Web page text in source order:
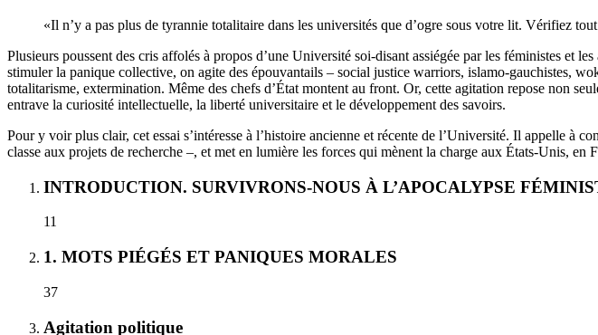
«Il n’y a pas plus de tyrannie totalitaire dans les universités que d’ogre sous votre lit. Vérifiez
Plusieurs poussent des cris affolés à propos d’une Université soi-disant assiégée par les féministes et
stimuler la panique collective, on agite des épouvantails – social justice warriors, islamo-gauchistes,
totalitarisme, extermination. Même des chefs d’État montent au front. Or, cette agitation repose non
entrave la curiosité intellectuelle, la liberté universitaire et le développement des savoirs.
Pour y voir plus clair, cet essai s’intéresse à l’histoire ancienne et récente de l’Université. Il appelle à
classe aux projets de recherche –, et met en lumière les forces qui mènent la charge aux États-Unis,
INTRODUCTION. SURVIVRONS-NOUS À L’APOCALYPSE
11
1. MOTS PIÉGÉS ET PANIQUES MORALES
37
Agitation politique